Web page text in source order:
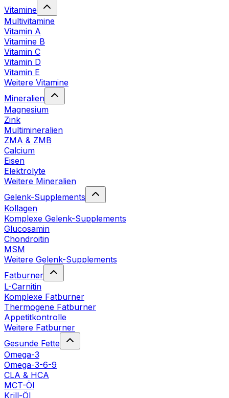
Vitamine
Multivitamine
Vitamin A
Vitamine B
Vitamin C
Vitamin D
Vitamin E
Weitere Vitamine
Mineralien
Magnesium
Zink
Multimineralien
ZMA & ZMB
Calcium
Eisen
Elektrolyte
Weitere Mineralien
Gelenk-Supplements
Kollagen
Komplexe Gelenk-Supplements
Glucosamin
Chondroitin
MSM
Weitere Gelenk-Supplements
Fatburner
L-Carnitin
Komplexe Fatburner
Thermogene Fatburner
Appetitkontrolle
Weitere Fatburner
Gesunde Fette
Omega-3
Omega-3-6-9
CLA & HCA
MCT-Öl
Krill-Öl